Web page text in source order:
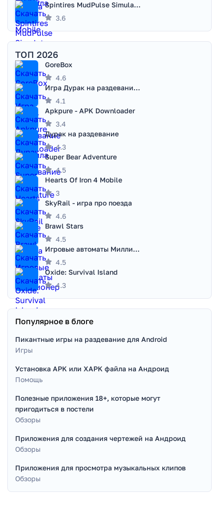
Spintires MudPulse Simulator
3.6
ТОП 2026
GoreBox
4.6
Игра Дурак на раздевание - Правила игры
4.1
Apkpure - APK Downloader
3.4
Дурак на раздевание
4.3
Super Bear Adventure
4.5
Hearts Of Iron 4 Mobile
3
SkyRail - игра про поезда
4.6
Brawl Stars
4.5
Игровые автоматы Миллионер
4.5
Oxide: Survival Island
4.3
Популярное в блоге
Пикантные игры на раздевание для Android
Игры
Установка APK или XAPK файла на Андроид
Помощь
Полезные приложения 18+, которые могут
пригодиться в постели
Обзоры
Приложения для создания чертежей на Андроид
Обзоры
Приложения для просмотра музыкальных клипов
Обзоры